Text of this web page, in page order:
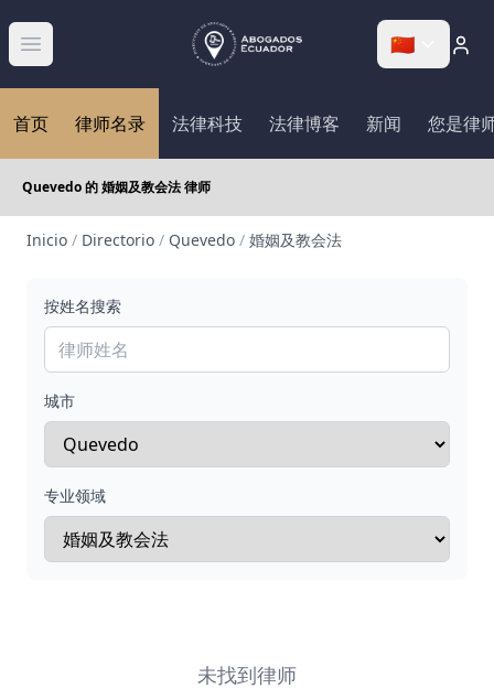
Abrir menú 🇨🇳
首页 律师名录 法律科技 法律博客 新闻 您是律
Quevedo 的 婚姻及教会法 律师
Inicio / Directorio / Quevedo / 婚姻及教会法
按姓名搜索
城市
专业领域
未找到律师